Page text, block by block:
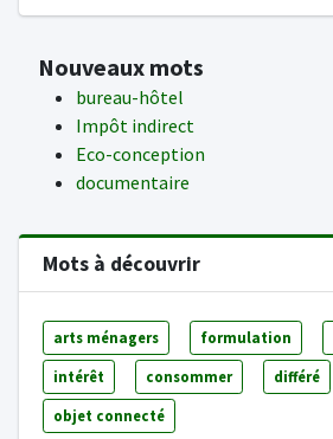
Nouveaux mots
bureau-hôtel
Impôt indirect
Eco-conception
documentaire
Mots à découvrir
arts ménagers formulation
intérêt consommer différé
objet connecté